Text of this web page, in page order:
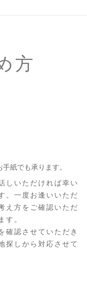
方
紙でも承ります。
しいただければ幸い
。一度お逢いいただ
え方をご確認いただ
す。
確認させていただき
探しから対応させて